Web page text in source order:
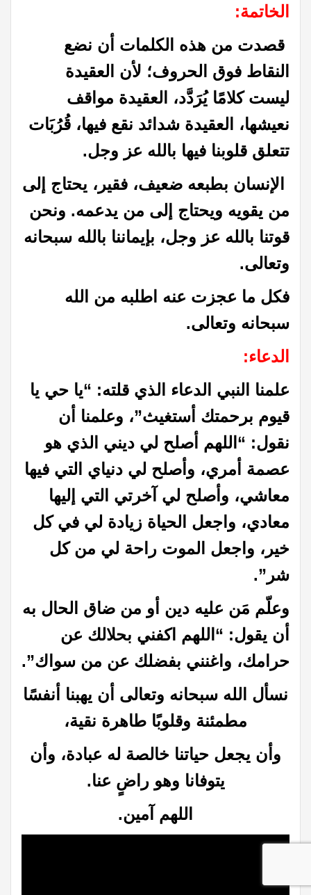
الخاتمة:
قصدت من هذه الكلمات أن نضع
النقاط فوق الحروف؛ لأن العقيدة
ليست كلامًا يُرَدَّد، العقيدة مواقف
نعيشها، العقيدة شدائد نقع فيها، قُرُبَات
تتعلق قلوبنا فيها بالله عز وجل.
الإنسان بطبعه ضعيف، فقير، يحتاج إلى
من يقويه ويحتاج إلى من يدعمه. ونحن
قوتنا بالله عز وجل، بإيماننا بالله سبحانه
وتعالى.
فكل ما عجزت عنه اطلبه من الله
سبحانه وتعالى.
الدعاء:
علمنا النبي الدعاء الذي قلته: “يا حي يا
قيوم برحمتك أستغيث”، وعلمنا أن
نقول: “اللهم أصلح لي ديني الذي هو
عصمة أمري، وأصلح لي دنياي التي فيها
معاشي، وأصلح لي آخرتي التي إليها
معادي، واجعل الحياة زيادة لي في كل
خير، واجعل الموت راحة لي من كل
شر”.
وعلّم مَن عليه دين أو من ضاق الحال به
أن يقول: “اللهم اكفني بحلالك عن
حرامك، واغنني بفضلك عن من سواك”.
نسأل الله سبحانه وتعالى أن يهبنا أنفسًا
مطمئنة وقلوبًا طاهرة نقية،
وأن يجعل حياتنا خالصة له عبادة، وأن
يتوفانا وهو راضٍ عنا.
اللهم آمين.